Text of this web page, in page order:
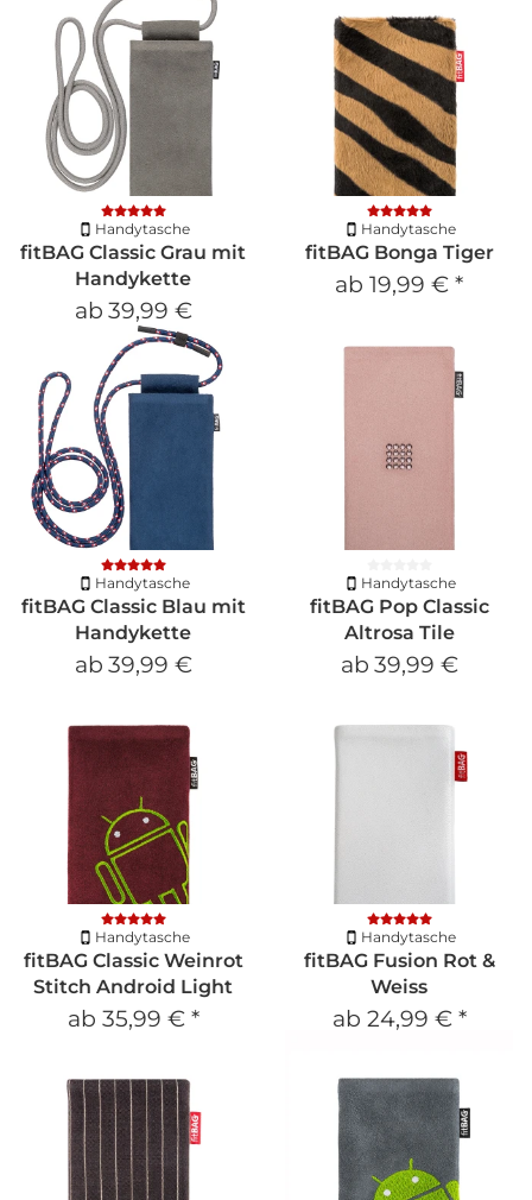
Handytasche
fitBAG Classic Grau mit
Handykette
ab 39,99 €
Handytasche
fitBAG Bonga Tiger
ab 19,99 € *
Handytasche
fitBAG Classic Blau mit
Handykette
ab 39,99 €
Handytasche
fitBAG Pop Classic
Altrosa Tile
ab 39,99 €
Handytasche
fitBAG Classic Weinrot
Stitch Android Light
ab 35,99 € *
Handytasche
fitBAG Fusion Rot &
Weiss
ab 24,99 € *